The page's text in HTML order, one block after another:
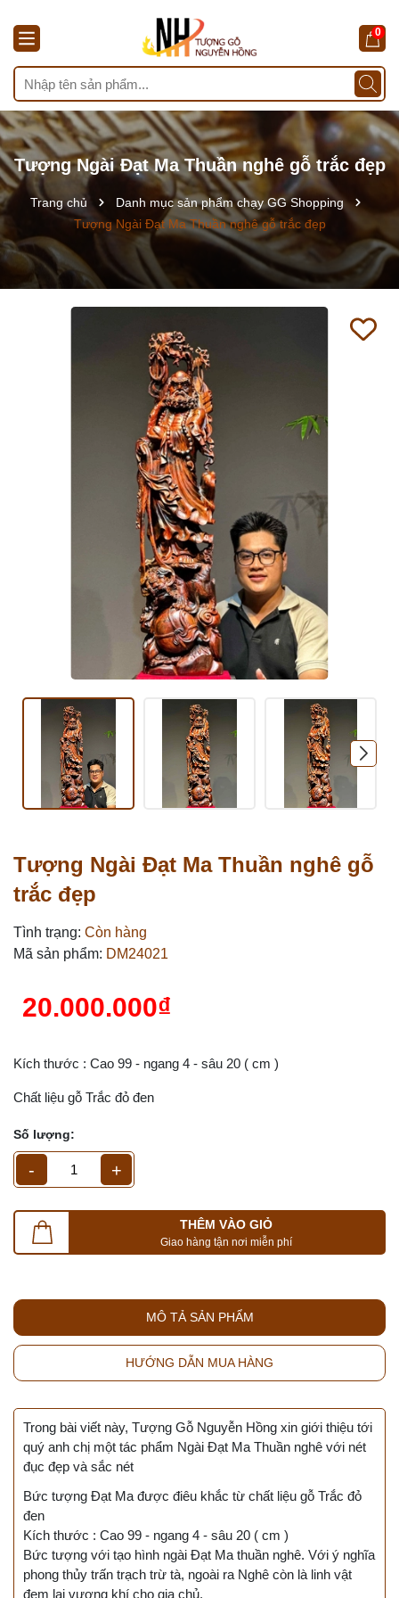
0
Tượng Ngài Đạt Ma Thuần nghê gỗ trắc đẹp
Trang chủ
Danh mục sản phẩm chạy GG Shopping
Tượng Ngài Đạt Ma Thuần nghê gỗ trắc đẹp
Tượng Ngài Đạt Ma Thuần nghê gỗ
trắc đẹp
Tình trạng: Còn hàng
Mã sản phẩm: DM24021
20.000.000₫
Kích thước : Cao 99 - ngang 4 - sâu 20 ( cm )
Chất liệu gỗ Trắc đỏ đen
Số lượng:
- +
THÊM VÀO GIỎ
Giao hàng tận nơi miễn phí
MÔ TẢ SẢN PHẨM
HƯỚNG DẪN MUA HÀNG
Trong bài viết này, Tượng Gỗ Nguyễn Hồng xin giới thiệu tới
quý anh chị một tác phẩm Ngài Đạt Ma Thuần nghê với nét
đục đẹp và sắc nét
Bức tượng Đạt Ma được điêu khắc từ chất liệu gỗ Trắc đỏ
đen
Kích thước : Cao 99 - ngang 4 - sâu 20 ( cm )
Bức tượng với tạo hình ngài Đạt Ma thuần nghê. Với ý nghĩa
phong thủy trấn trạch trừ tà, ngoài ra Nghê còn là linh vật
đem lại vượng khí cho gia chủ.